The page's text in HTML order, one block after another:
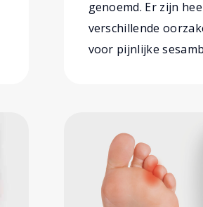
genoemd. Er zijn
verschillende
voor pijnlijke